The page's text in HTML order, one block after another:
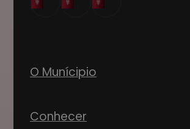
O Munícipio
Conhecer